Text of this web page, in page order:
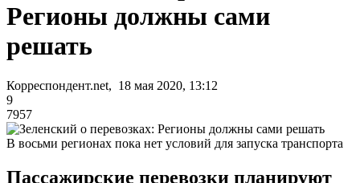
Регионы должны сами
решать
Корреспондент.net, 18 мая 2020, 13:12
9
7957
В восьми регионах пока нет условий для запуска транспорта
Пассажирские перевозки планируют